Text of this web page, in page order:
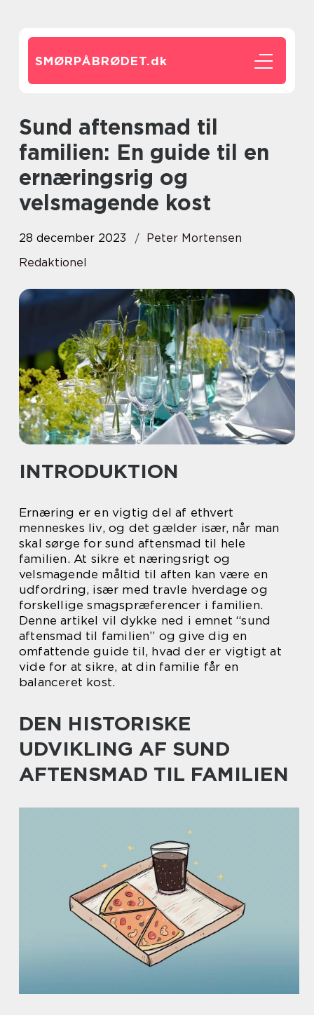
SMØRPÅBRØDET.dk
Sund aftensmad til
familien: En guide til en
ernæringsrig og
velsmagende kost
28 december 2023
Peter Mortensen
Redaktionel
INTRODUKTION
Ernæring er en vigtig del af ethvert
menneskes liv, og det gælder især, når man
skal sørge for sund aftensmad til hele
familien. At sikre et næringsrigt og
velsmagende måltid til aften kan være en
udfordring, især med travle hverdage og
forskellige smagspræferencer i familien.
Denne artikel vil dykke ned i emnet “sund
aftensmad til familien” og give dig en
omfattende guide til, hvad der er vigtigt at
vide for at sikre, at din familie får en
balanceret kost.
DEN HISTORISKE
UDVIKLING AF SUND
AFTENSMAD TIL FAMILIEN